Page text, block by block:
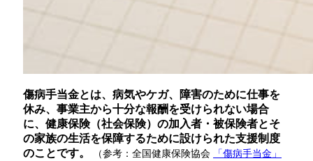
傷病手当金とは、病気やケガ、障害のために仕事を
休み、事業主から十分な報酬を受けられない場合
に、健康保険（社会保険）の加入者・被保険者とそ
の家族の生活を保障するために設けられた支援制度
のことです。
（参考：全国健康保険協会
「傷病手当金」